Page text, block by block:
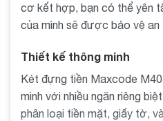
cơ kết hợp, bạn có thể yên
của mình sẽ được bảo vệ an
Thiết kế thông minh
Két đựng tiền Maxcode
minh với nhiều ngăn riêng
phân loại tiền mặt, giấy tờ,